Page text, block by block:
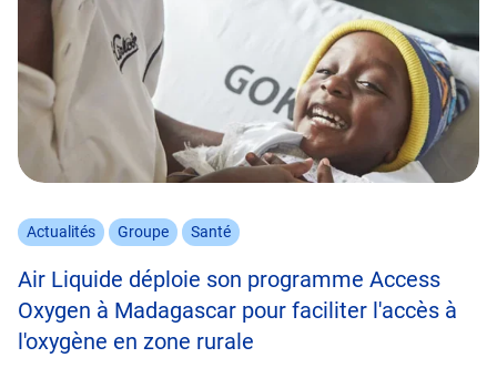
Actualités Groupe Santé
Air Liquide déploie son programme Access
Oxygen à Madagascar pour faciliter l'accès à
l'oxygène en zone rurale